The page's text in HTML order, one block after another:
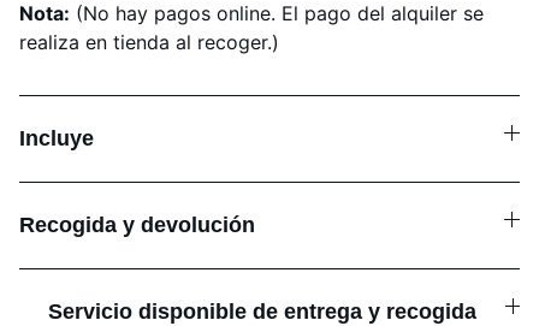
Nota: (No hay pagos online. El pago del alquiler se
realiza en tienda al recoger.)
Incluye
Recogida y devolución
Servicio disponible de entrega y recogida